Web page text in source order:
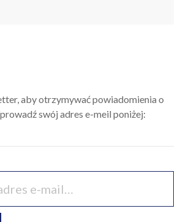
aby otrzymywać powiadomienia o
swój adres e-meil poniżej: